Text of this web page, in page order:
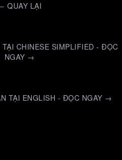
QUAY LẠI
TẠI CHINESE SIMPLIFIED - ĐỌC
NGAY →
TẠI ENGLISH - ĐỌC NGAY →